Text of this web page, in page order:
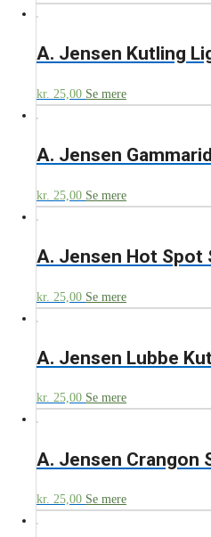
A. Jensen Kutling
kr. 25,00 Se mere
A. Jensen
kr. 25,00 Se mere
A. Jensen Hot Spot
kr. 25,00 Se mere
A. Jensen Lubbe
kr. 25,00 Se mere
A. Jensen Crangon
kr. 25,00 Se mere